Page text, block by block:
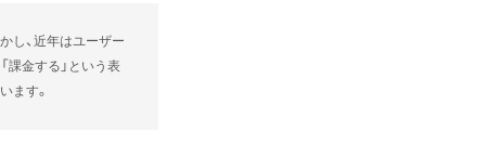
し、近年はユーザー
課金する」という表
ます。